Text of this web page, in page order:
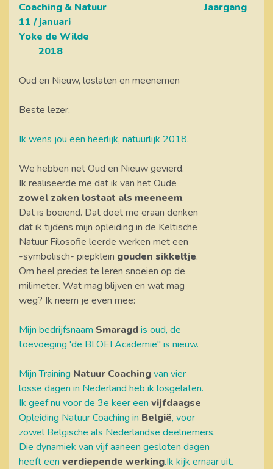
Coaching & Natuur Jaargang
11 / januari
Yoke de Wilde
2018
Oud en Nieuw, loslaten en meenemen
Beste lezer,
Ik wens jou een heerlijk, natuurlijk 2018.
We hebben net Oud en Nieuw gevierd.
Ik realiseerde me dat ik van het Oude
zowel zaken lostaat als meeneem.
Dat is boeiend. Dat doet me eraan denken
dat ik tijdens mijn opleiding in de Keltische
Natuur Filosofie leerde werken met een
-symbolisch- piepklein gouden sikkeltje.
Om heel precies te leren snoeien op de
milimeter. Wat mag blijven en wat mag
weg? Ik neem je even mee:
Mijn bedrijfsnaam Smaragdis oud, de
toevoeging 'de BLOEI Academie" is nieuw.
Mijn Training Natuur Coachingvan vier
losse dagen in Nederland heb ik losgelaten.
Ik geef nu voor de 3e keer een vijfdaagse
Opleiding Natuur Coaching in België, voor
zowel Belgische als Nederlandse deelnemers.
Die dynamiek van vijf aaneen gesloten dagen
heeft een verdiepende werking.Ik kijk ernaar uit.